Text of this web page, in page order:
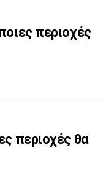
περιοχές
περιοχές θα